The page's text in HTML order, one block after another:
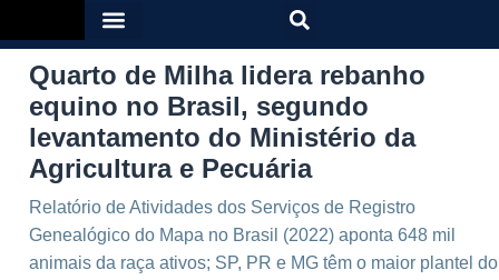
Quarto de Milha lidera rebanho
equino no Brasil, segundo
levantamento do Ministério da
Agricultura e Pecuária
Relatório de Atividades dos Serviços de Registro
Genealógico do Mapa no Brasil (2022) aponta 648 mil
animais da raça ativos; SP, PR e MG têm o maior plantel do